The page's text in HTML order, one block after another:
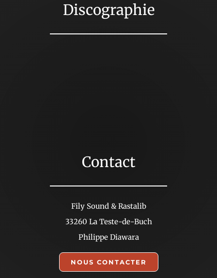
Discographie
Contact
Fily Sound & Rastalib
33260 La Teste-de-Buch
Philippe Diawara
NOUS CONTACTER